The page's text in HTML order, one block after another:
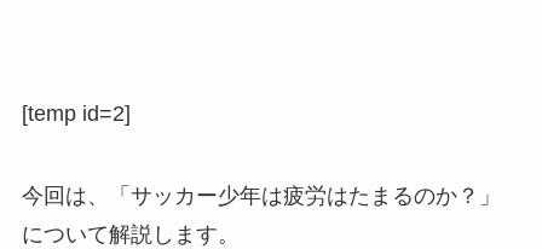
[temp id=2]
今回は、「サッカー少年は疲労はたまるのか？」
について解説します。